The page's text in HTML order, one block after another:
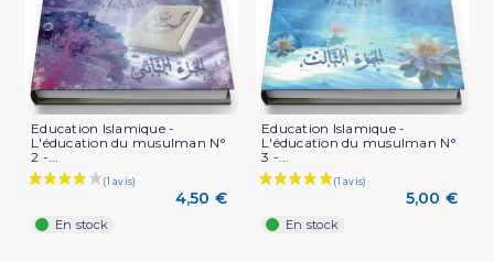
Education Islamique -
L'éducation du musulman N°
2 -...
4,50 €
En stock
Education Islamique -
L'éducation du musulman N°
3 -...
5,00 €
En stock